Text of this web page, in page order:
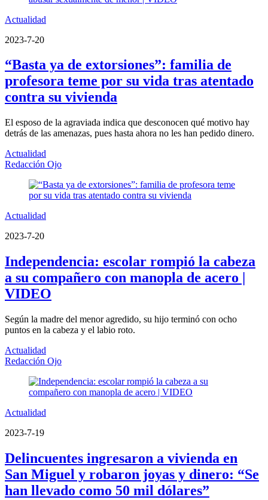
Actualidad
2023-7-20
“Basta ya de extorsiones”: familia de
profesora teme por su vida tras atentado
contra su vivienda
El esposo de la agraviada indica que desconocen qué motivo hay
detrás de las amenazas, pues hasta ahora no les han pedido dinero.
Actualidad
Redacción Ojo
Actualidad
2023-7-20
Independencia: escolar rompió la cabeza
a su compañero con manopla de acero |
VIDEO
Según la madre del menor agredido, su hijo terminó con ocho
puntos en la cabeza y el labio roto.
Actualidad
Redacción Ojo
Actualidad
2023-7-19
Delincuentes ingresaron a vivienda en
San Miguel y robaron joyas y dinero: “Se
han llevado como 50 mil dólares”